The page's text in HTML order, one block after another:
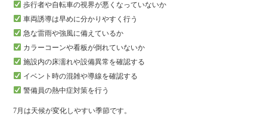
歩行者や自転車の視界が悪くなっていないか
車両誘導は早めに分かりやすく行う
急な雷雨や強風に備えているか
カラーコーンや看板が倒れていないか
施設内の床濡れや設備異常を確認する
イベント時の混雑や導線を確認する
警備員の熱中症対策を行う
7月は天候が変化しやすい季節です。